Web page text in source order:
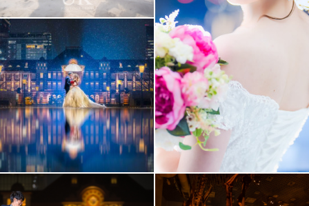
歴史的建造物での撮影 夜景での撮影